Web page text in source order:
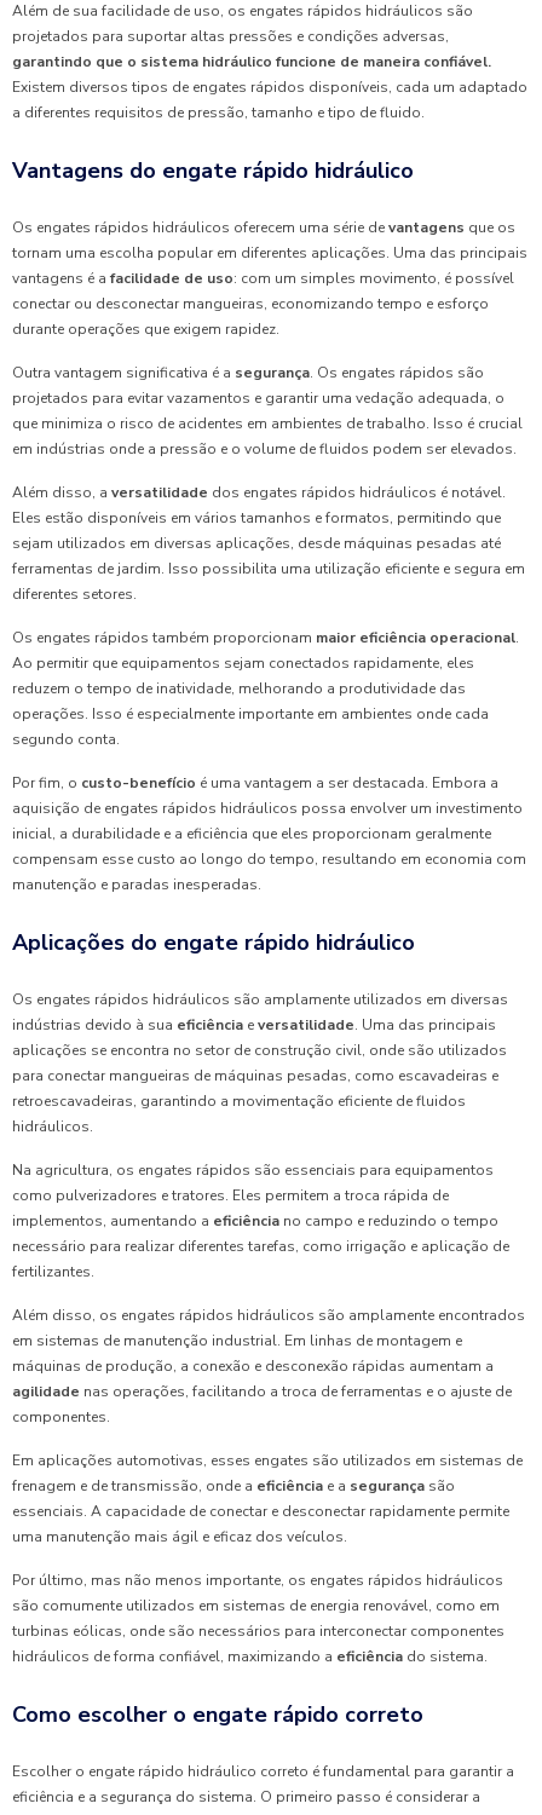
Além de sua facilidade de uso, os engates rápidos hidráulicos são
projetados para suportar altas pressões e condições adversas,
garantindo que o sistema hidráulico funcione de maneira confiável.
Existem diversos tipos de engates rápidos disponíveis, cada um adaptado
a diferentes requisitos de pressão, tamanho e tipo de fluido.
Vantagens do engate rápido hidráulico
Os engates rápidos hidráulicos oferecem uma série devantagens que os
tornam uma escolha popular em diferentes aplicações. Uma das principais
vantagens é afacilidade de uso: com um simples movimento, é possível
conectar ou desconectar mangueiras, economizando tempo e esforço
durante operações que exigem rapidez.
Outra vantagem significativa é a segurança. Os engates rápidos são
projetados para evitar vazamentos e garantir uma vedação adequada, o
que minimiza o risco de acidentes em ambientes de trabalho. Isso é crucial
em indústrias onde a pressão e o volume de fluidos podem ser elevados.
Além disso, a versatilidade dos engates rápidos hidráulicos é notável.
Eles estão disponíveis em vários tamanhos e formatos, permitindo que
sejam utilizados em diversas aplicações, desde máquinas pesadas até
ferramentas de jardim. Isso possibilita uma utilização eficiente e segura em
diferentes setores.
Os engates rápidos também proporcionam maior eficiência operacional.
Ao permitir que equipamentos sejam conectados rapidamente, eles
reduzem o tempo de inatividade, melhorando a produtividade das
operações. Isso é especialmente importante em ambientes onde cada
segundo conta.
Por fim, o custo-benefício é uma vantagem a ser destacada. Embora a
aquisição de engates rápidos hidráulicos possa envolver um investimento
inicial, a durabilidade e a eficiência que eles proporcionam geralmente
compensam esse custo ao longo do tempo, resultando em economia com
manutenção e paradas inesperadas.
Aplicações do engate rápido hidráulico
Os engates rápidos hidráulicos são amplamente utilizados em diversas
indústrias devido à sua eficiência eversatilidade. Uma das principais
aplicações se encontra no setor de construção civil, onde são utilizados
para conectar mangueiras de máquinas pesadas, como escavadeiras e
retroescavadeiras, garantindo a movimentação eficiente de fluidos
hidráulicos.
Na agricultura, os engates rápidos são essenciais para equipamentos
como pulverizadores e tratores. Eles permitem a troca rápida de
implementos, aumentando a eficiência no campo e reduzindo o tempo
necessário para realizar diferentes tarefas, como irrigação e aplicação de
fertilizantes.
Além disso, os engates rápidos hidráulicos são amplamente encontrados
em sistemas de manutenção industrial. Em linhas de montagem e
máquinas de produção, a conexão e desconexão rápidas aumentam a
agilidade nas operações, facilitando a troca de ferramentas e o ajuste de
componentes.
Em aplicações automotivas, esses engates são utilizados em sistemas de
frenagem e de transmissão, onde a eficiência e a segurança são
essenciais. A capacidade de conectar e desconectar rapidamente permite
uma manutenção mais ágil e eficaz dos veículos.
Por último, mas não menos importante, os engates rápidos hidráulicos
são comumente utilizados em sistemas de energia renovável, como em
turbinas eólicas, onde são necessários para interconectar componentes
hidráulicos de forma confiável, maximizando a eficiência do sistema.
Como escolher o engate rápido correto
Escolher o engate rápido hidráulico correto é fundamental para garantir a
eficiência e a segurança do sistema. O primeiro passo é considerar a